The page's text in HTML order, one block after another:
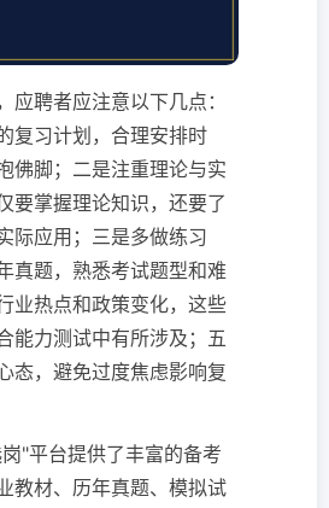
应聘者应注意以下几点：
复习计划，合理安排时
佛脚；二是注重理论与实
要掌握理论知识，还要了
际应用；三是多做练习
真题，熟悉考试题型和难
业热点和政策变化，这些
能力测试中有所涉及；五
态，避免过度焦虑影响复
"平台提供了丰富的备考
教材、历年真题、模拟试